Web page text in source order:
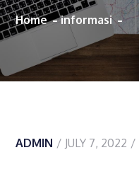
Home informasi
ADMIN JULY 7, 2022